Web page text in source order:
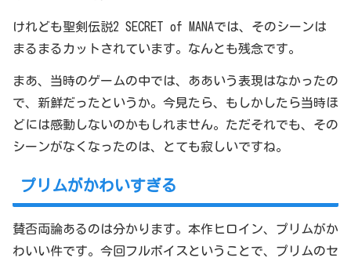
けれども聖剣伝説2 SECRET of MANAでは、そのシーンは
まるまるカットされています。なんとも残念です。
まあ、当時のゲームの中では、ああいう表現はなかったの
で、新鮮だったというか。今見たら、もしかしたら当時ほ
どには感動しないのかもしれません。ただそれでも、その
シーンがなくなったのは、とても寂しいですね。
プリムがかわいすぎる
賛否両論あるのは分かります。本作ヒロイン、プリムがか
わいい件です。今回フルボイスということで、プリムのセ